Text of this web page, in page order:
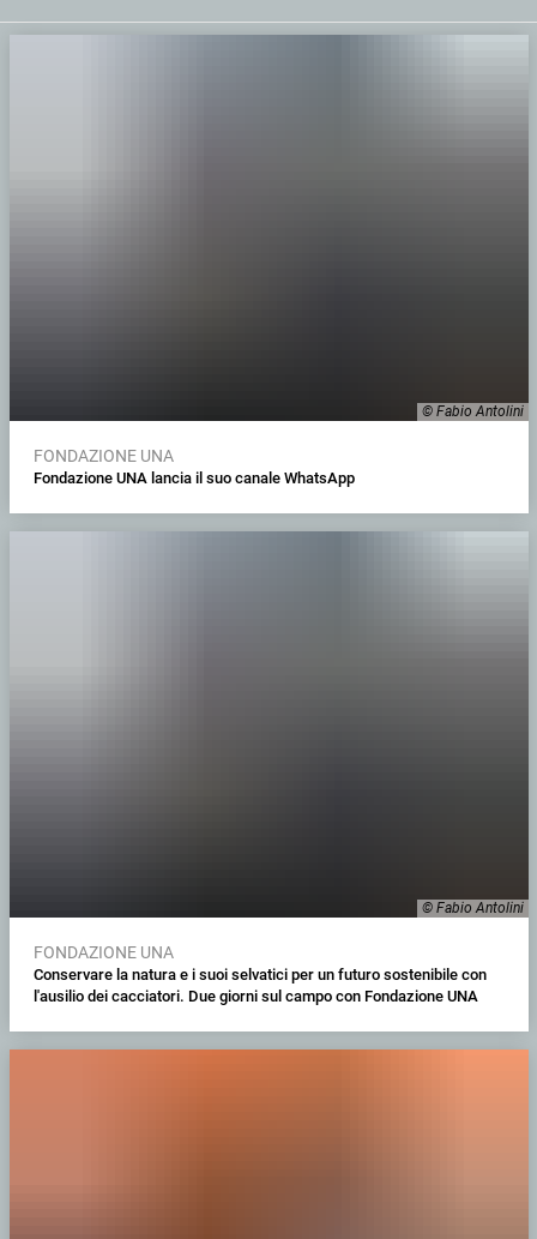
© Fabio Antolini
FONDAZIONE UNA
Fondazione UNA lancia il suo canale WhatsApp
© Fabio Antolini
FONDAZIONE UNA
Conservare la natura e i suoi selvatici per un futuro sostenibile con
l'ausilio dei cacciatori. Due giorni sul campo con Fondazione UNA